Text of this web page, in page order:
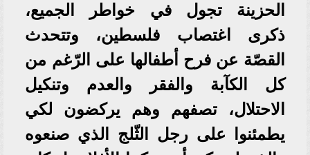
الحزينة تجول في خواطر الجميع،
ذكرى اغتصاب فلسطين، وتتحدث
القصّة عن فرح أطفالها على الرّغم من
كل الكآبة والفقر والعدم وتنكيل
الاحتلال، تصفهم وهم يركضون لكي
يطمئنوا على رجل الثّلج الذي صنعوه